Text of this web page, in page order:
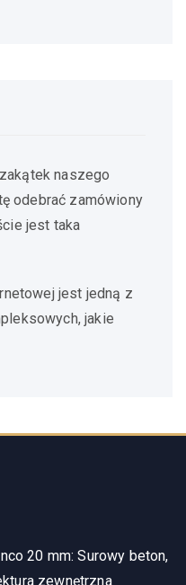
naszego
odebrać zamówiony
jest taka
jest jedną z
jakie
20 mm: Surowy beton,
zewnętrzna